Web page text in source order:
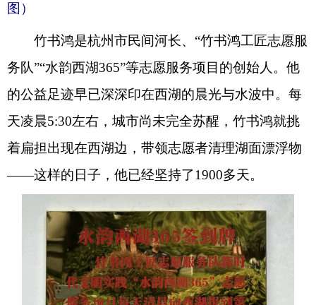
图）
竹书鸿是杭州市民间河长、“竹书鸿工匠志愿服
务队”“水韵西湖365”等志愿服务项目的创始人。他
的公益足迹早已深深印在西湖的晨光与水波中。每
天凌晨5:30左右，城市尚未完全苏醒，竹书鸿就挑
着扁担出现在西湖边，带领志愿者清理湖面漂浮物
——这样的日子，他已经坚持了1900多天。